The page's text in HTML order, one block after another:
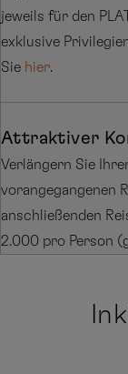
jeweils für den
exklusive
Sie hier.
Attraktiver
Verlängern Sie
vorangegangenen
anschließenden
2.000 pro Person